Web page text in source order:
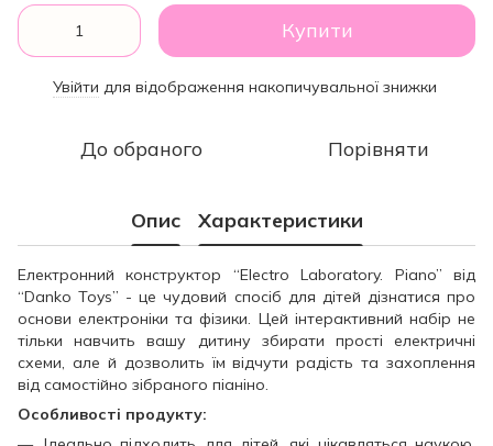
Купити
Увійти для відображення накопичувальної знижки
До обраного Порівняти
Опис Характеристики
Електронний конструктор “Electro Laboratory. Piano” від
“Danko Toys” - це чудовий спосіб для дітей дізнатися про
основи електроніки та фізики. Цей інтерактивний набір не
тільки навчить вашу дитину збирати прості електричні
схеми, але й дозволить їм відчути радість та захоплення
від самостійно зібраного піаніно.
Особливості продукту: